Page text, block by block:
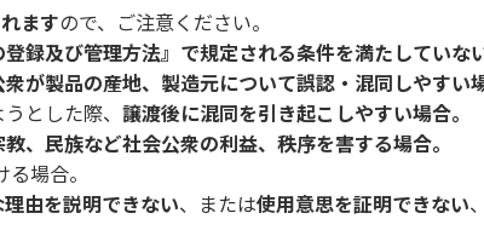
ますので、ご注意ください。
録及び管理方法』で規定される条件を満たしていな
が製品の産地、製造元について誤認・混同しやすい
とした際、 譲渡後に混同を引き起こしやすい場合。
、民族など社会公衆の利益、秩序を害する場合。
場合。
由を説明できない、または使用意思を証明できない、